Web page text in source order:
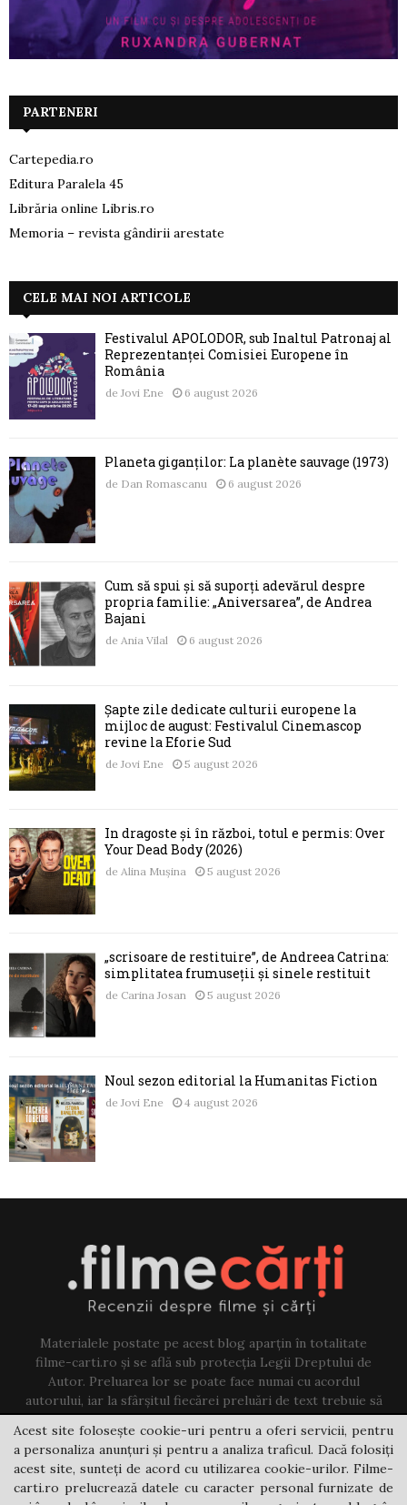
PARTENERI
Cartepedia.ro
Editura Paralela 45
Librăria online Libris.ro
Memoria – revista gândirii arestate
CELE MAI NOI ARTICOLE
Festivalul APOLODOR, sub Înaltul Patronaj al
Reprezentanței Comisiei Europene în
România
de Jovi Ene 6 august 2026
Planeta giganților: La planète sauvage (1973)
de Dan Romascanu 6 august 2026
Cum să spui și să suporți adevărul despre
propria familie: „Aniversarea”, de Andrea
Bajani
de Ania Vilal 6 august 2026
Șapte zile dedicate culturii europene la
mijloc de august: Festivalul Cinemascop
revine la Eforie Sud
de Jovi Ene 5 august 2026
În dragoste și în război, totul e permis: Over
Your Dead Body (2026)
de Alina Mușina 5 august 2026
„scrisoare de restituire”, de Andreea Catrina:
simplitatea frumuseții și sinele restituit
de Carina Josan 5 august 2026
Noul sezon editorial la Humanitas Fiction
de Jovi Ene 4 august 2026
Materialele postate pe acest blog aparțin în totalitate
filme-carti.ro și se află sub protecția Legii Dreptului de
Autor. Preluarea lor se poate face numai cu acordul
autorului, iar la sfârșitul fiecărei preluări de text trebuie să
existe un link către acest blog.
Contact us:jovi@filme-carti.ro
Acest site folosește cookie-uri pentru a oferi servicii, pentru
a personaliza anunțuri și pentru a analiza traficul. Dacă folosiți
acest site, sunteți de acord cu utilizarea cookie-urilor. Filme-
carti.ro prelucrează datele cu caracter personal furnizate de